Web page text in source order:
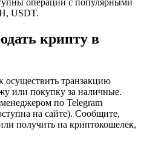
USDT.
крипту в
транзакцию
или покупку за наличные.
по Telegram
на сайте). Сообщите,
получить на криптокошелек,